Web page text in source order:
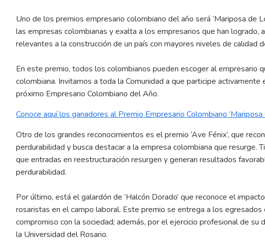
Uno de los premios empresario colombiano del año será ‘Mariposa de
las empresas colombianas y exalta a los empresarios que han
relevantes a la construcción de un país con mayores niveles de calidad
En este premio, todos los colombianos pueden escoger al empresario
colombiana. Invitamos a toda la Comunidad a que participe
próximo Empresario Colombiano del Año.
Conoce aquí los ganadores al Premio Empresario Colombiano ‘Mariposa
Otro de los grandes reconocimientos es el premio ‘Ave Fénix’, que
perdurabilidad y busca destacar a la empresa colombiana que resurge.
que entradas en reestructuración resurgen y generan resultados
perdurabilidad.
Por último, está el galardón de ‘Halcón Dorado’ que reconoce el
rosaristas en el campo laboral. Este premio se entrega a los
compromiso con la sociedad; además, por el ejercicio profesional de su
la Universidad del Rosario.